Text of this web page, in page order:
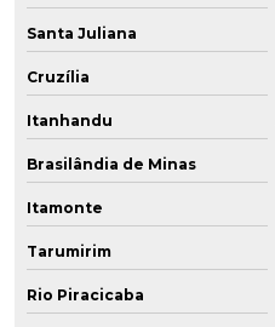
Santa Juliana
Cruzília
Itanhandu
Brasilândia de Minas
Itamonte
Tarumirim
Rio Piracicaba